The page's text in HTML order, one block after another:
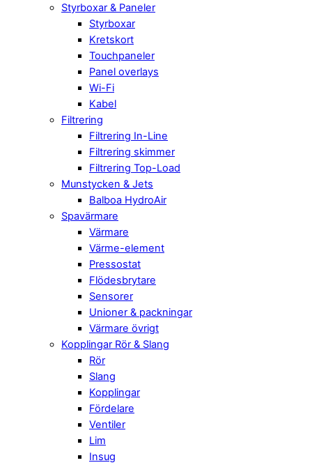
Styrboxar & Paneler
Styrboxar
Kretskort
Touchpaneler
Panel overlays
Wi-Fi
Kabel
Filtrering
Filtrering In-Line
Filtrering skimmer
Filtrering Top-Load
Munstycken & Jets
Balboa HydroAir
Spavärmare
Värmare
Värme-element
Pressostat
Flödesbrytare
Sensorer
Unioner & packningar
Värmare övrigt
Kopplingar Rör & Slang
Rör
Slang
Kopplingar
Fördelare
Ventiler
Lim
Insug